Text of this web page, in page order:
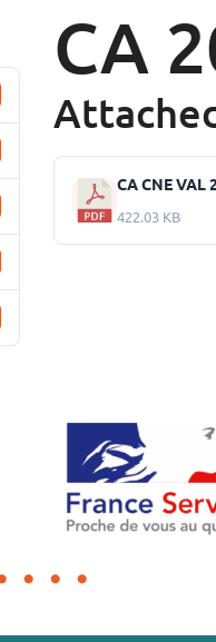
CA
CA CNE VAL
422.03 KB